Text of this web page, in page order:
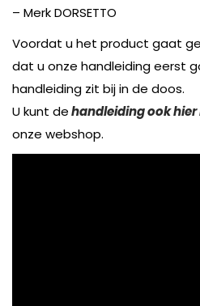
– Merk DORSETTO
Voordat u het product gaat
dat u onze handleiding eerst
handleiding zit bij in de doos.
U kunt dehandleiding ook
onze webshop.